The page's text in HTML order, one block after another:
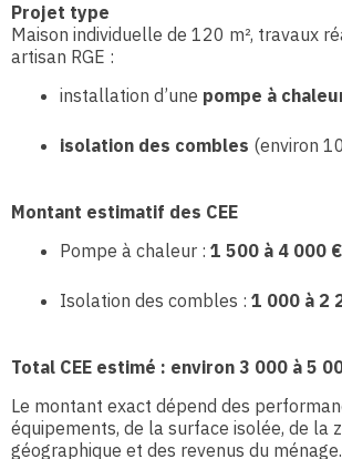
Projet type
Maison individuelle de 120 m², travaux
artisan RGE :
installation d’une pompe à
isolation des combles (environ
Montant estimatif des CEE
Pompe à chaleur : 1 500 à 4 000 €
Isolation des combles : 1 000 à 2
Total CEE estimé : environ 3 000 à 5
Le montant exact dépend des
équipements, de la surface isolée, de la
géographique et des revenus du